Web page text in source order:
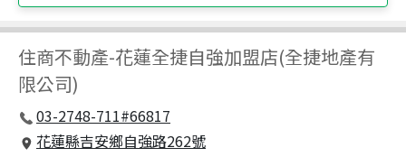
住商不動產-花蓮全捷自強加盟店(全捷地產有
限公司)
03-2748-711#66817
花蓮縣吉安鄉自強路262號